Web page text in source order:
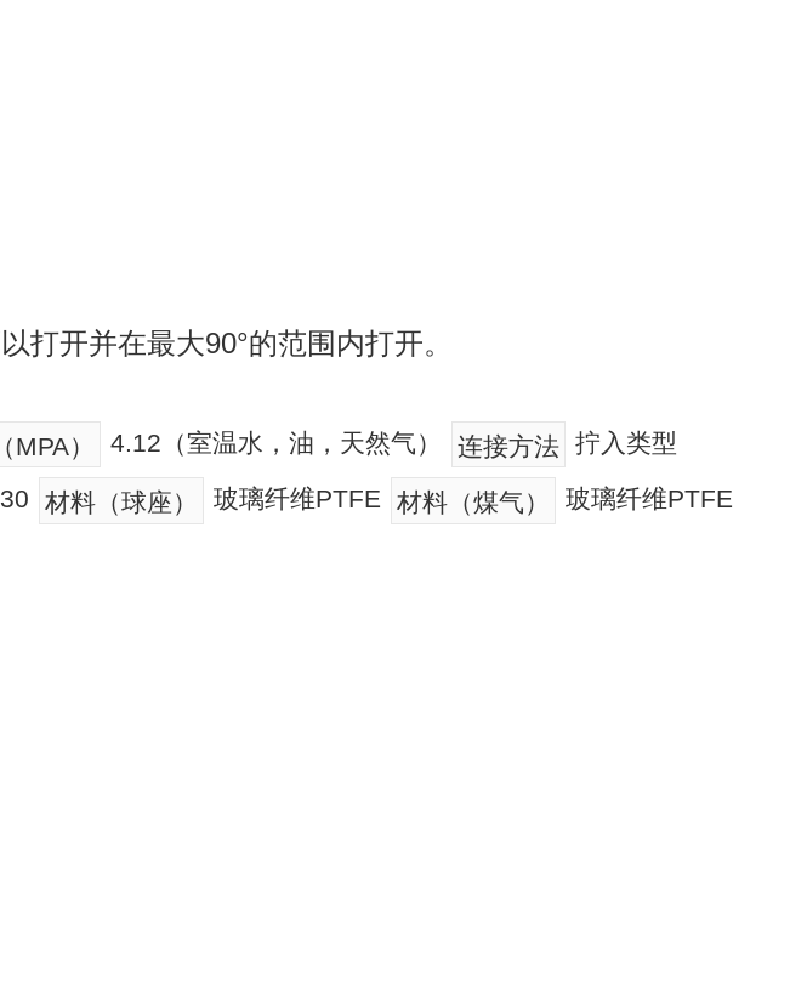
打开并在最大90°的范围内打开。
） 4.12（室温水，油，天然气） 连接方法 拧入类型
材料（球座） 玻璃纤维PTFE 材料（煤气） 玻璃纤维PTFE